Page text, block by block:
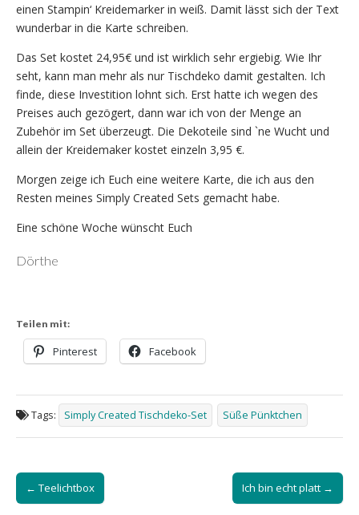
einen Stampin‘ Kreidemarker in weiß. Damit lässt sich der Text
wunderbar in die Karte schreiben.
Das Set kostet 24,95€ und ist wirklich sehr ergiebig. Wie Ihr
seht, kann man mehr als nur Tischdeko damit gestalten. Ich
finde, diese Investition lohnt sich. Erst hatte ich wegen des
Preises auch gezögert, dann war ich von der Menge an
Zubehör im Set überzeugt. Die Dekoteile sind `ne Wucht und
allein der Kreidemaker kostet einzeln 3,95 €.
Morgen zeige ich Euch eine weitere Karte, die ich aus den
Resten meines Simply Created Sets gemacht habe.
Eine schöne Woche wünscht Euch
Dörthe
Teilen mit:
Pinterest Facebook
Tags: Simply Created Tischdeko-Set Süße Pünktchen
Post
navigation
← Teelichtbox Ich bin echt platt →